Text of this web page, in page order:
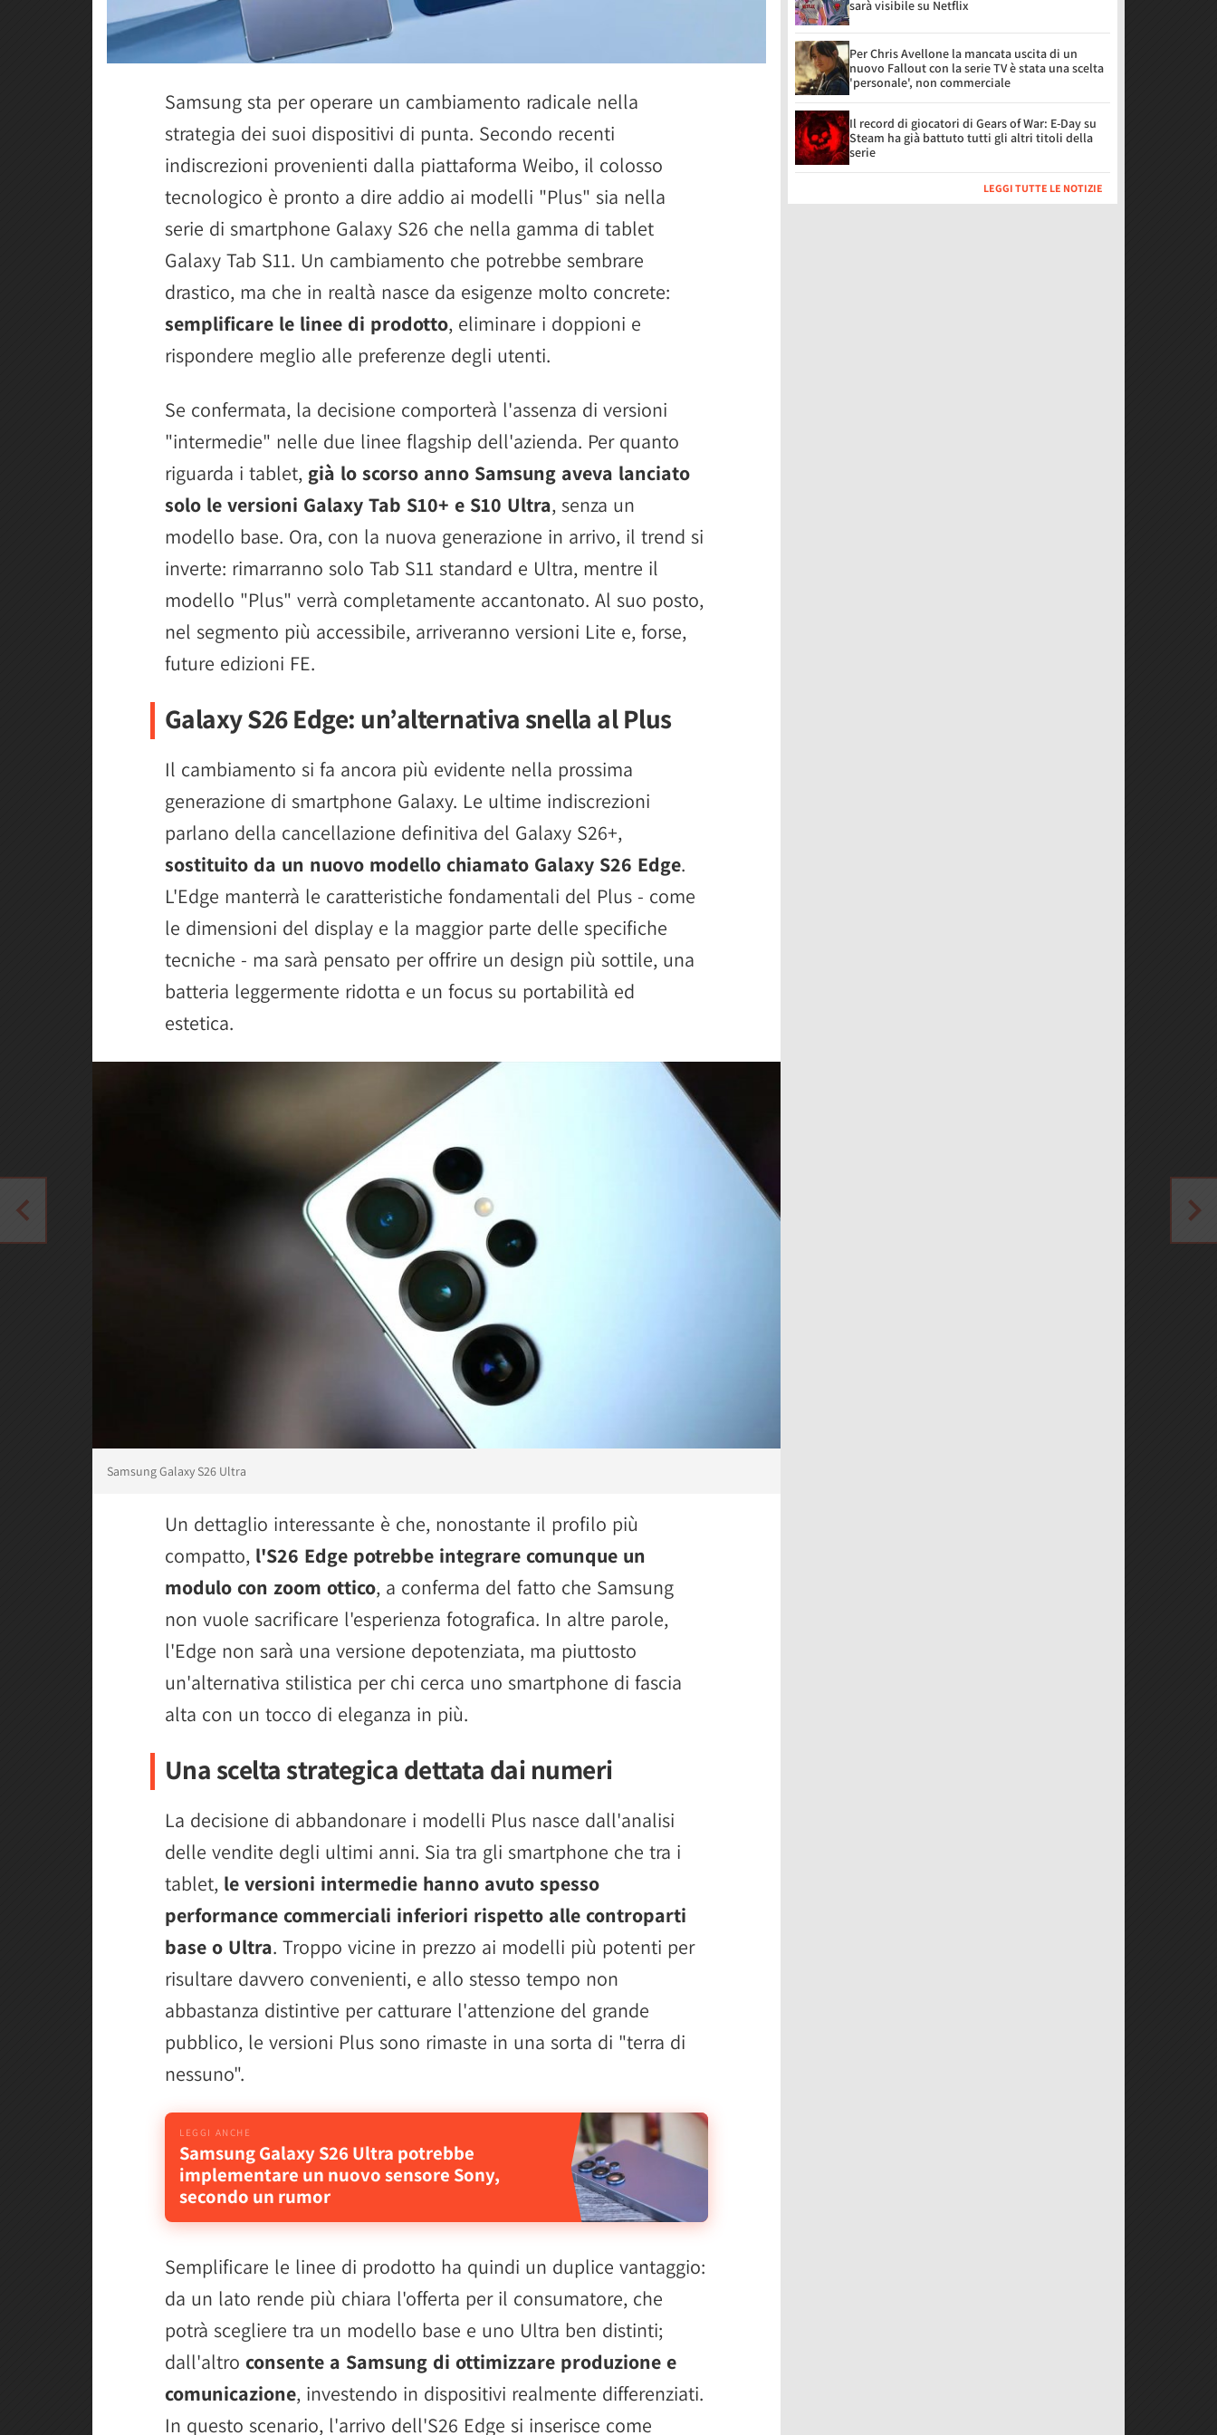
Samsung sta per operare un cambiamento radicale nella
strategia dei suoi dispositivi di punta. Secondo recenti
indiscrezioni provenienti dalla piattaforma Weibo, il colosso
tecnologico è pronto a dire addio ai modelli "Plus" sia nella
serie di smartphone Galaxy S26 che nella gamma di tablet
Galaxy Tab S11. Un cambiamento che potrebbe sembrare
drastico, ma che in realtà nasce da esigenze molto concrete:
semplificare le linee di prodotto, eliminare i doppioni e
rispondere meglio alle preferenze degli utenti.
Se confermata, la decisione comporterà l'assenza di versioni
"intermedie" nelle due linee flagship dell'azienda. Per quanto
riguarda i tablet, già lo scorso anno Samsung aveva lanciato
solo le versioni Galaxy Tab S10+ e S10 Ultra, senza un
modello base. Ora, con la nuova generazione in arrivo, il trend si
inverte: rimarranno solo Tab S11 standard e Ultra, mentre il
modello "Plus" verrà completamente accantonato. Al suo posto,
nel segmento più accessibile, arriveranno versioni Lite e, forse,
future edizioni FE.
Galaxy S26 Edge: un’alternativa snella al Plus
Il cambiamento si fa ancora più evidente nella prossima
generazione di smartphone Galaxy. Le ultime indiscrezioni
parlano della cancellazione definitiva del Galaxy S26+,
sostituito da un nuovo modello chiamato Galaxy S26 Edge.
L'Edge manterrà le caratteristiche fondamentali del Plus - come
le dimensioni del display e la maggior parte delle specifiche
tecniche - ma sarà pensato per offrire un design più sottile, una
batteria leggermente ridotta e un focus su portabilità ed
estetica.
Samsung Galaxy S26 Ultra
Un dettaglio interessante è che, nonostante il profilo più
compatto, l'S26 Edge potrebbe integrare comunque un
modulo con zoom ottico, a conferma del fatto che Samsung
non vuole sacrificare l'esperienza fotografica. In altre parole,
l'Edge non sarà una versione depotenziata, ma piuttosto
un'alternativa stilistica per chi cerca uno smartphone di fascia
alta con un tocco di eleganza in più.
Una scelta strategica dettata dai numeri
La decisione di abbandonare i modelli Plus nasce dall'analisi
delle vendite degli ultimi anni. Sia tra gli smartphone che tra i
tablet, le versioni intermedie hanno avuto spesso
performance commerciali inferiori rispetto alle controparti
base o Ultra. Troppo vicine in prezzo ai modelli più potenti per
risultare davvero convenienti, e allo stesso tempo non
abbastanza distintive per catturare l'attenzione del grande
pubblico, le versioni Plus sono rimaste in una sorta di "terra di
nessuno".
Samsung Galaxy S26 Ultra potrebbe
implementare un nuovo sensore Sony,
secondo un rumor
Semplificare le linee di prodotto ha quindi un duplice vantaggio:
da un lato rende più chiara l'offerta per il consumatore, che
potrà scegliere tra un modello base e uno Ultra ben distinti;
dall'altro consente a Samsung di ottimizzare produzione e
comunicazione, investendo in dispositivi realmente differenziati.
In questo scenario, l'arrivo dell'S26 Edge si inserisce come
sarà visibile su Netflix
Per Chris Avellone la mancata uscita di un
nuovo Fallout con la serie TV è stata una scelta
'personale', non commerciale
Il record di giocatori di Gears of War: E-Day su
Steam ha già battuto tutti gli altri titoli della
serie
LEGGI TUTTE LE NOTIZIE